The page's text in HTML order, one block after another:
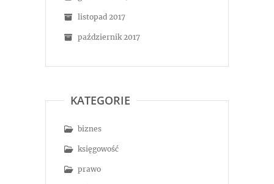
listopad 2017
październik 2017
KATEGORIE
biznes
księgowość
prawo